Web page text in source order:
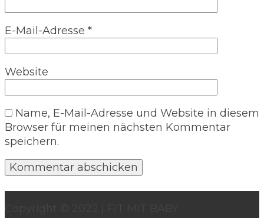
E-Mail-Adresse *
Website
Name, E-Mail-Adresse und Website in diesem
Browser für meinen nächsten Kommentar
speichern.